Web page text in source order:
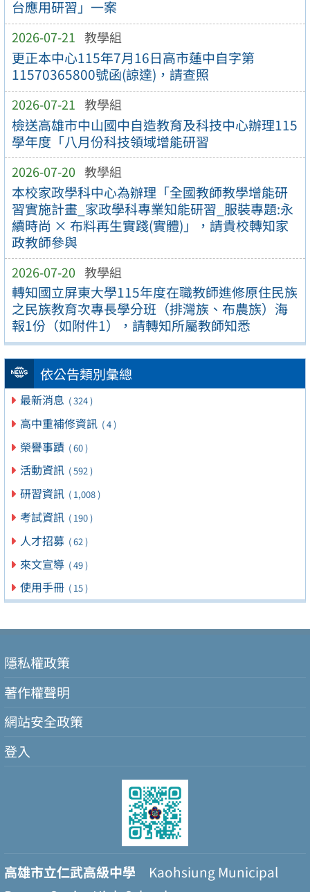
台應用研習」一案
2026-07-21 教學組
更正本中心115年7月16日高市蓮中自字第
11570365800號函(諒達)，請查照
2026-07-21 教學組
檢送高雄市中山國中自造教育及科技中心辦理115
學年度「八月份科技領域增能研習
2026-07-20 教學組
本校家政學科中心為辦理「全國教師教學增能研
習實施計畫_家政學科專業知能研習_服裝專題:永
續時尚 × 布料再生實踐(實體)」，請貴校轉知家
政教師參與
2026-07-20 教學組
轉知國立屏東大學115年度在職教師進修原住民族
之民族教育次專長學分班（排灣族、布農族）海
報1份（如附件1），請轉知所屬教師知悉
依公告類別彙總
最新消息 ( 324 )
高中重補修資訊 ( 4 )
榮譽事蹟 ( 60 )
活動資訊 ( 592 )
研習資訊 ( 1,008 )
考試資訊 ( 190 )
人才招募 ( 62 )
來文宣導 ( 49 )
使用手冊 ( 15 )
隱私權政策
著作權聲明
網站安全政策
登入
高雄市立仁武高級中學 Kaohsiung Municipal